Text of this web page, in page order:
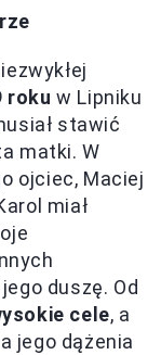
roku w Lipniku
stawić
matki. W
ojciec, Maciej
miał
duszę. Od
cele, a
jego dążenia